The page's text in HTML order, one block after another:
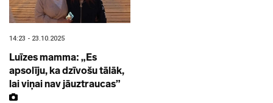
14:23 - 23.10.2025
Luīzes mamma: „Es
apsolīju, ka dzīvošu tālāk,
lai viņai nav jāuztraucas”